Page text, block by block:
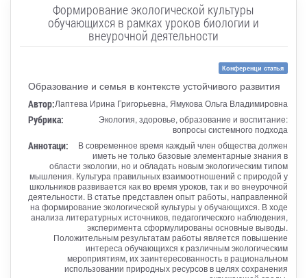
Формирование экологической культуры
обучающихся в рамках уроков биологии и
внеурочной деятельности
Конференци статья
Образование и семья в контексте устойчивого развития
Автор:Лаптева Ирина Григорьевна, Ямукова Ольга Владимировна
Рубрика:
Экология, здоровье, образование и воспитание:
вопросы системного подхода
Аннотаци:
В современное время каждый член общества должен
иметь не только базовые элементарные знания в
области экологии, но и обладать новым экологическим типом
мышления. Культура правильных взаимоотношений с природой у
школьников развивается как во время уроков, так и во внеурочной
деятельности. В статье представлен опыт работы, направленной
на формирование экологической культуры у обучающихся. В ходе
анализа литературных источников, педагогического наблюдения,
эксперимента сформулированы основные выводы.
Положительным результатам работы является повышение
интереса обучающихся к различным экологическим
мероприятиям, их заинтересованность в рациональном
использовании природных ресурсов в целях сохранения